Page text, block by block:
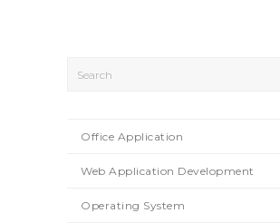
Office Application
Web Application Development
Operating System